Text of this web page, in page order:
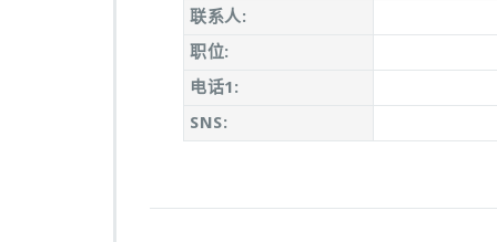
联系人:
职位:
电话1:
SNS: